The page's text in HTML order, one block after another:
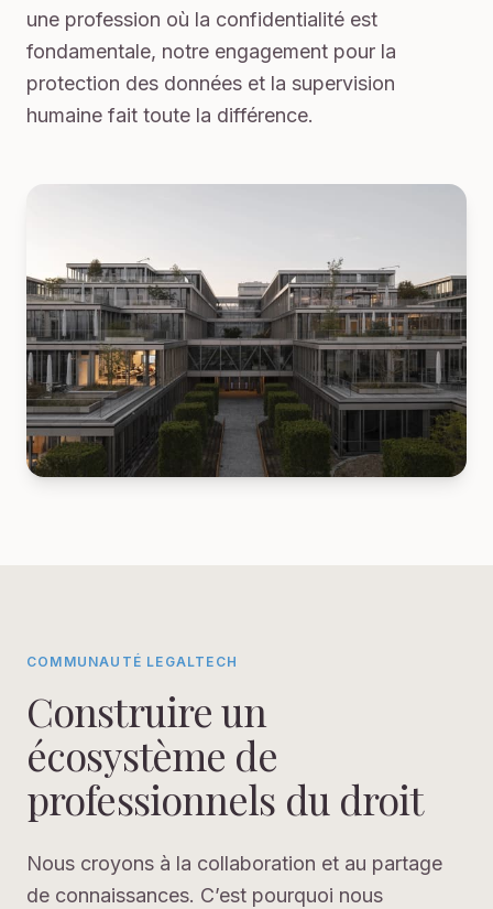
une profession où la confidentialité est
fondamentale, notre engagement pour la
protection des données et la supervision
humaine fait toute la différence.
COMMUNAUTÉ LEGALTECH
Construire un
écosystème de
professionnels du droit
Nous croyons à la collaboration et au partage
de connaissances. C’est pourquoi nous